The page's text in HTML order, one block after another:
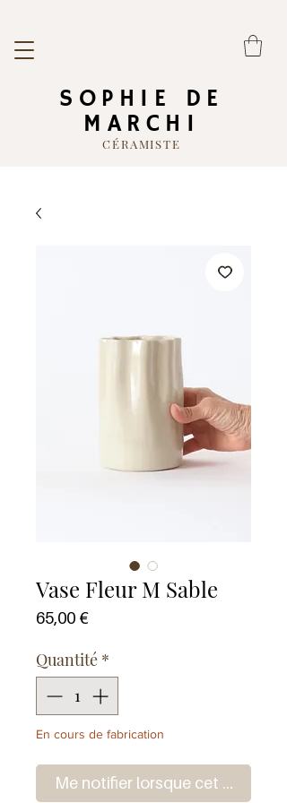
SOPHIE DE
MARCHI
CÉRAMISTE
Vase Fleur M Sable
65,00 €Prix
Quantité *
En cours de fabrication
Me notifier lorsque cet article